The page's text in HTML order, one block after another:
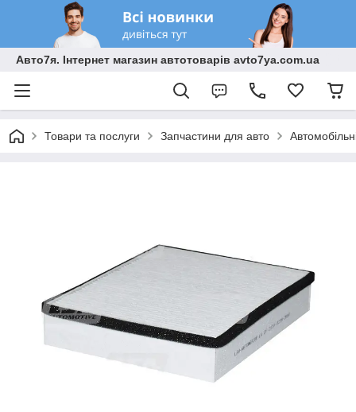
Авто7я. Інтернет магазин автотоварів avto7ya.com.ua
Товари та послуги Запчастини для авто